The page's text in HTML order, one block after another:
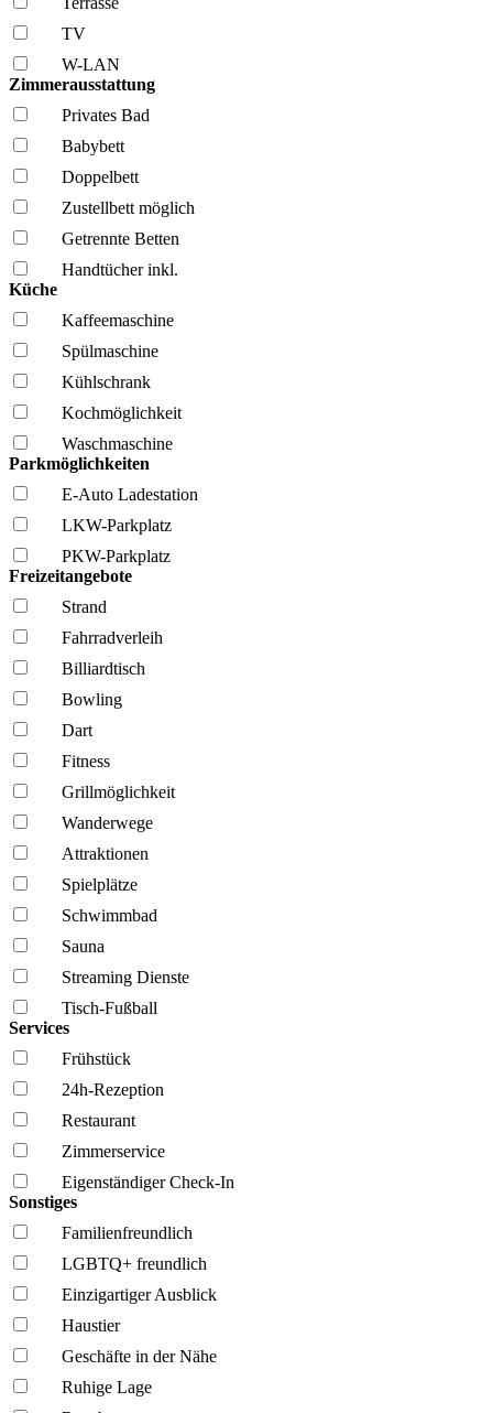
TV
W-LAN
Zimmerausstattung
Privates Bad
Babybett
Doppelbett
Zustellbett möglich
Getrennte Betten
Handtücher inkl.
Küche
Kaffee­maschine
Spül­maschine
Kühl­schrank
Kochmöglich­keit
Wasch­maschine
Parkmöglichkeiten
E-Auto Ladestation
LKW-Parkplatz
PKW-Parkplatz
Freizeitangebote
Strand
Fahrrad­verleih
Billiardtisch
Bowling
Dart
Fitness
Grillmöglich­keit
Wanderwege
Attraktionen
Spielplätze
Schwimmbad
Sauna
Streaming Dienste
Tisch-Fußball
Services
Frühstück
24h-Rezeption
Restaurant
Zimmerservice
Eigenständiger Check-In
Sonstiges
Familien­freundlich
LGBTQ+ freundlich
Einzigartiger Ausblick
Haustier
Geschäfte in der Nähe
Ruhige Lage